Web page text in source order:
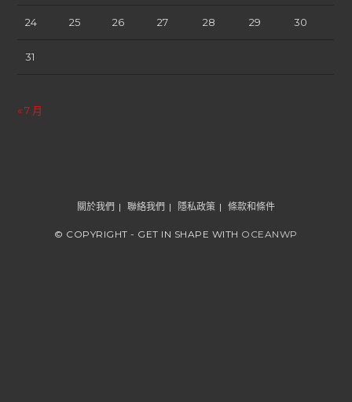
24 25 26 27 28 29 30
31
« 7 月
關於我們 聯絡我們 隱私政策 條款和條件
© COPYRIGHT - GET IN SHAPE WITH OCEANWP